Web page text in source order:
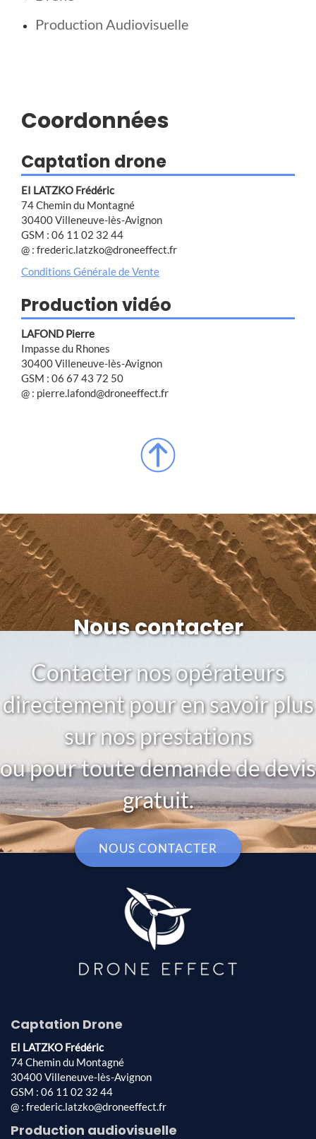
Production Audiovisuelle
Coordonnées
Captation drone
EI LATZKO Frédéric
74 Chemin du Montagné
30400 Villeneuve-lès-Avignon
GSM : 06 11 02 32 44
@ : frederic.latzko@droneeffect.fr
Conditions Générale de Vente
Production vidéo
LAFOND Pierre
Impasse du Rhones
30400 Villeneuve-lès-Avignon
GSM : 06 67 43 72 50
@ : pierre.lafond@droneeffect.fr
Nous contacter
Contacter nos opérateurs
directement pour en savoir plus
sur nos prestations
ou pour toute demande de devis
gratuit.
NOUS CONTACTER
Captation Drone
EI LATZKO Frédéric
74 Chemin du Montagné
30400 Villeneuve-lès-Avignon
GSM : 06 11 02 32 44
@ : frederic.latzko@droneeffect.fr
Production audiovisuelle